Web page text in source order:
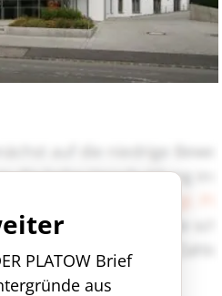
PLATOW Brief
aus